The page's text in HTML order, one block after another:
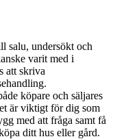
salu, undersökt och
varit med i
att skriva
köpare och säljares
är viktigt för dig som
med att fråga samt få
ditt hus eller gård.